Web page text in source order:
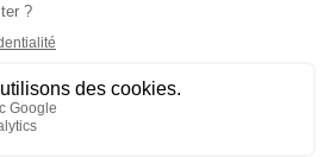
LA BOUTIQUE